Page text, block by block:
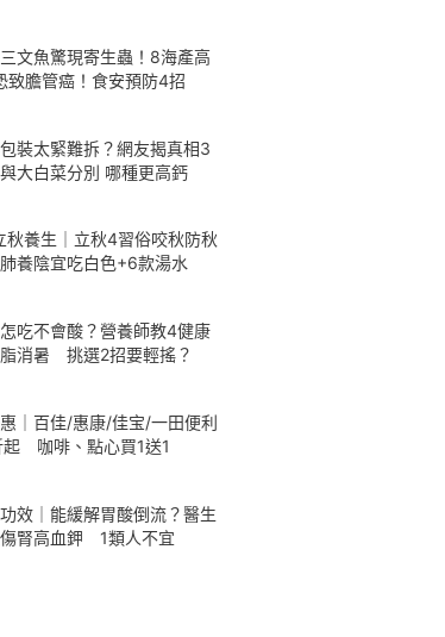
文魚驚現寄生蟲！8海產高
致膽管癌！食安預防4招
裝太緊難拆？網友揭真相3
大白菜分別 哪種更高鈣
秋養生｜立秋4習俗咬秋防秋
養陰宜吃白色+6款湯水
吃不會酸？營養師教4健康
消暑 挑選2招要輕搖？
｜百佳/惠康/佳宝/一田便利
起 咖啡、點心買1送1
效｜能緩解胃酸倒流？醫生
腎高血鉀 1類人不宜